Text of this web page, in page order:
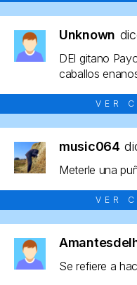
Unknown
DEl gitano
caballos
VER
music064
Meterle una
VER
Se refiere a